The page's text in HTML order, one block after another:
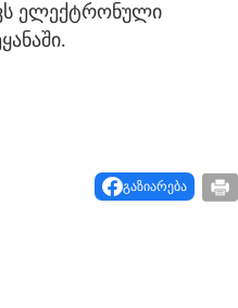
ელექტრონული
გაზიარება